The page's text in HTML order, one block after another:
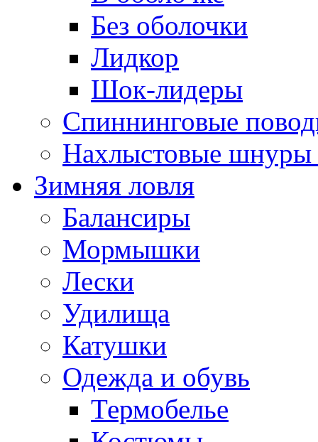
Без оболочки
Лидкор
Шок-лидеры
Спиннинговые
Нахлыстовые шнуры
Зимняя ловля
Балансиры
Мормышки
Лески
Удилища
Катушки
Одежда и обувь
Термобелье